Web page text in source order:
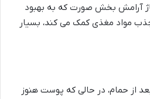
آرامش بخش صورت که به بهبود
مواد مغذی کمک می کند، بسیار
از حمام، در حالی که پوست هنوز